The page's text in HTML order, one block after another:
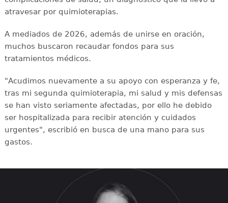
atravesar por quimioterapias.
A mediados de 2026, además de unirse en oración,
muchos buscaron recaudar fondos para sus
tratamientos médicos.
"Acudimos nuevamente a su apoyo con esperanza y fe,
tras mi segunda quimioterapia, mi salud y mis defensas
se han visto seriamente afectadas, por ello he debido
ser hospitalizada para recibir atención y cuidados
urgentes", escribió en busca de una mano para sus
gastos.